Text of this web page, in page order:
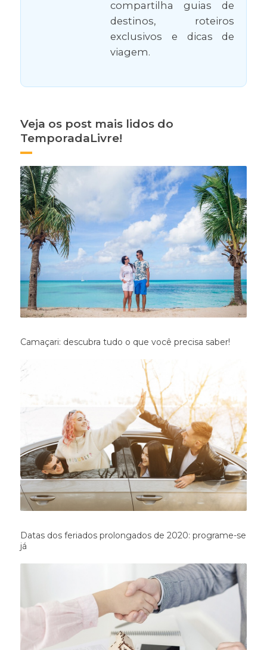
compartilha guias de
destinos, roteiros
exclusivos e dicas de
viagem.
Veja os post mais lidos do
TemporadaLivre!
Camaçari: descubra tudo o que você precisa saber!
Datas dos feriados prolongados de 2020: programe-se
já